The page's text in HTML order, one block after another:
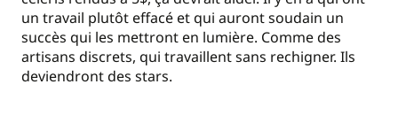
un travail plutôt effacé et qui auront soudain un
succès qui les mettront en lumière. Comme des
artisans discrets, qui travaillent sans rechigner. Ils
deviendront des stars.